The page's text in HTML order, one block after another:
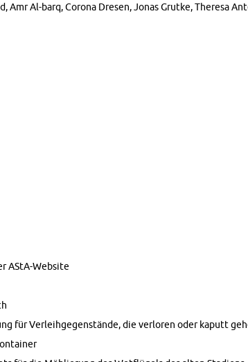
Amr Al-barq, Corona Dresen, Jonas Grutke, Theresa
AStA-Web­site
für Ver­lei­hge­genstände, die ver­loren oder ka­putt